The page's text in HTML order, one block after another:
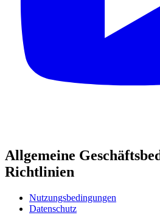
Allgemeine
Richtlinien
Nutzungsbedingungen
Datenschutz